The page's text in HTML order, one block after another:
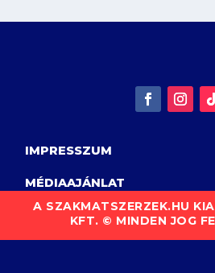
IMPRESSZUM
MÉDIAAJÁNLAT
A SZAKMATSZERZEK.HU
KFT. © MINDEN JOG